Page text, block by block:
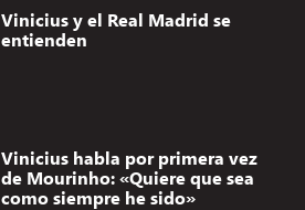
Vinicius y el Real Madrid se
entienden
Vinicius habla por primera vez
de Mourinho: «Quiere que sea
como siempre he sido»